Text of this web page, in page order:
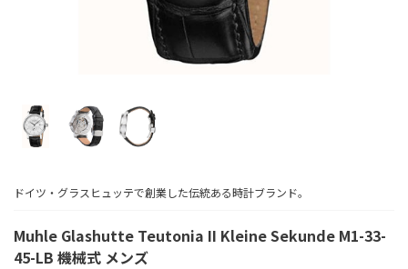
Muhle Glashutte Teutonia II Kleine Sekunde M1-33-
45-LB 機械式 メンズ
ドイツ・グラスヒュッテで創業した伝統ある時計ブランド。